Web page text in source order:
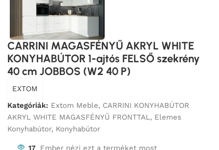
CARRINI MAGASFÉNYŰ AKRYL WHITE
KONYHABÚTOR 1-ajtós FELSŐ szekrény
40 cm JOBBOS (W2 40 P)
EXTOM
Kategóriák: Extom Meble, CARRINI KONYHABÚTOR
AKRYL WHITE MAGASFÉNYŰ FRONTTAL , Elemes
Konyhabútor, Konyhabútor
17 Ember nézi ezt a terméket most